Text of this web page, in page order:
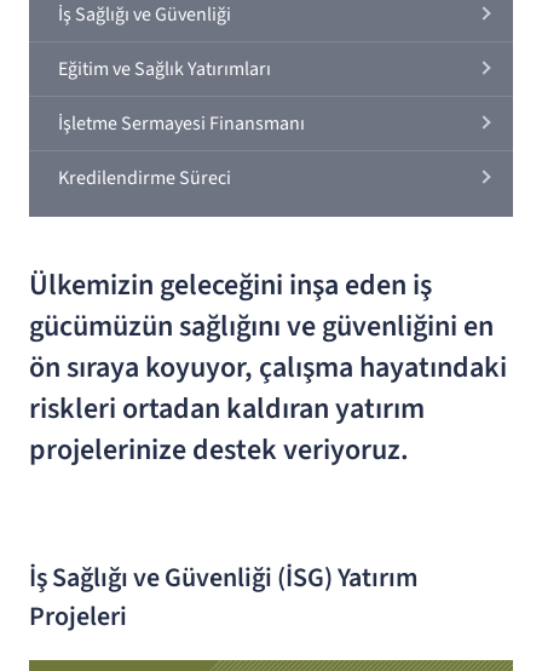
İş Sağlığı ve Güvenliği
Eğitim ve Sağlık Yatırımları
İşletme Sermayesi Finansmanı
Kredilendirme Süreci
Ülkemizin geleceğini inşa eden iş
gücümüzün sağlığını ve güvenliğini en
ön sıraya koyuyor, çalışma hayatındaki
riskleri ortadan kaldıran yatırım
projelerinize destek veriyoruz.
İş Sağlığı ve Güvenliği (İSG) Yatırım
Projeleri